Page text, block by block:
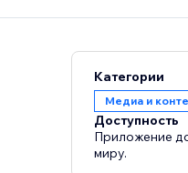
Категории
Медиа и
Доступность
Приложение
миру.